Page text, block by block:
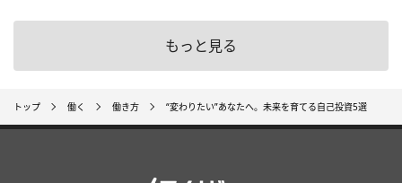
もっと見る
トップ 働く 働き方 “変わりたい”あなたへ。未来を育てる自己投資5選